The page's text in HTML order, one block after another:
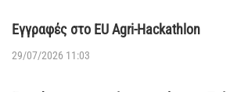
Εγγραφές στο EU Agri-Hackathlon
29/07/2026 11:03